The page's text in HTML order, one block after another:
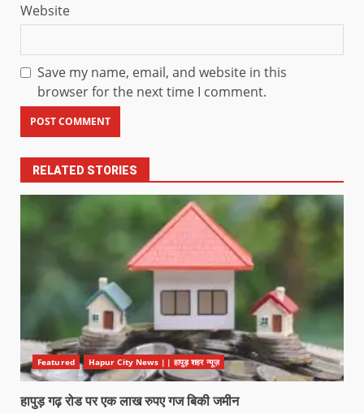
Website
Save my name, email, and website in this
browser for the next time I comment.
RELATED STORIES
Featured Hapur City News || हापुड़ शहर न्यूज़
हापुड़ गढ़ रोड पर एक लाख रुपए गज बिकी जमीन